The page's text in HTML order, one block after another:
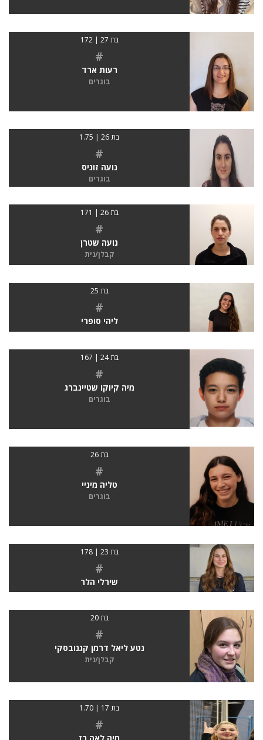
בת 27 | 172
#
רעות ארד
בוגרים
בת 26 | 1.75
#
נועה זוניס
בוגרים
בת 26 | 171
#
נועה שטרן
קבלן/נית
בת 25
#
ליהי סופרי
בת 24 | 167
#
מיה קיוקו שטיינברג
בוגרים
בת 26
#
טליה מיניי
בוגרים
בת 23 | 178
#
שירלי הלר
בת 20
#
נטע ליאל דרמן קגנובסקי
קבלן/נית
בת 17 | 1.70
#